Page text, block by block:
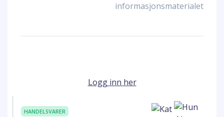
informasjonsmaterialet
Logg inn her
HANDELSVARER